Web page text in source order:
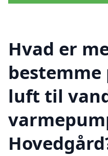
Hvad er
bestemme
luft til